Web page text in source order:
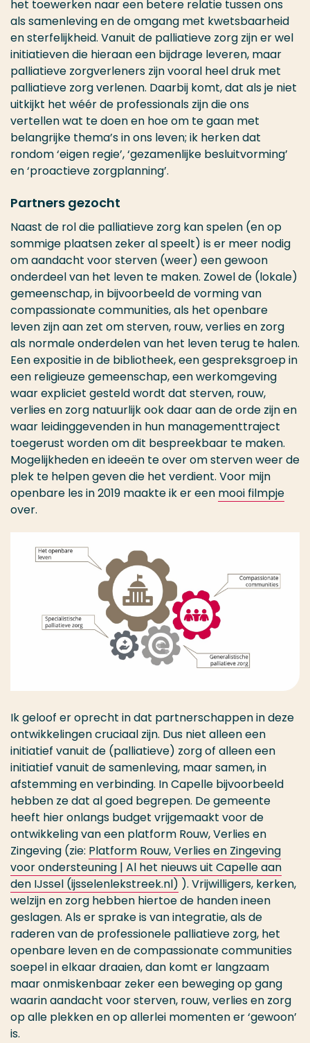
het toewerken naar een betere relatie tussen ons
als samenleving en de omgang met kwetsbaarheid
en sterfelijkheid. Vanuit de palliatieve zorg zijn er wel
initiatieven die hieraan een bijdrage leveren, maar
palliatieve zorgverleners zijn vooral heel druk met
palliatieve zorg verlenen. Daarbij komt, dat als je niet
uitkijkt het wéér de professionals zijn die ons
vertellen wat te doen en hoe om te gaan met
belangrijke thema’s in ons leven; ik herken dat
rondom ‘eigen regie’, ‘gezamenlijke besluitvorming’
en ‘proactieve zorgplanning’.
Partners gezocht
Naast de rol die palliatieve zorg kan spelen (en op
sommige plaatsen zeker al speelt) is er meer nodig
om aandacht voor sterven (weer) een gewoon
onderdeel van het leven te maken. Zowel de (lokale)
gemeenschap, in bijvoorbeeld de vorming van
compassionate communities, als het openbare
leven zijn aan zet om sterven, rouw, verlies en zorg
als normale onderdelen van het leven terug te halen.
Een expositie in de bibliotheek, een gespreksgroep in
een religieuze gemeenschap, een werkomgeving
waar expliciet gesteld wordt dat sterven, rouw,
verlies en zorg natuurlijk ook daar aan de orde zijn en
waar leidinggevenden in hun managementtraject
toegerust worden om dit bespreekbaar te maken.
Mogelijkheden en ideeën te over om sterven weer de
plek te helpen geven die het verdient. Voor mijn
openbare les in 2019 maakte ik er een mooi filmpje
over.
Ik geloof er oprecht in dat partnerschappen in deze
ontwikkelingen cruciaal zijn. Dus niet alleen een
initiatief vanuit de (palliatieve) zorg of alleen een
initiatief vanuit de samenleving, maar samen, in
afstemming en verbinding. In Capelle bijvoorbeeld
hebben ze dat al goed begrepen. De gemeente
heeft hier onlangs budget vrijgemaakt voor de
ontwikkeling van een platform Rouw, Verlies en
Zingeving (zie: Platform Rouw, Verlies en Zingeving
voor ondersteuning | Al het nieuws uit Capelle aan
den IJssel (ijsselenlekstreek.nl) ). Vrijwilligers, kerken,
welzijn en zorg hebben hiertoe de handen ineen
geslagen. Als er sprake is van integratie, als de
raderen van de professionele palliatieve zorg, het
openbare leven en de compassionate communities
soepel in elkaar draaien, dan komt er langzaam
maar onmiskenbaar zeker een beweging op gang
waarin aandacht voor sterven, rouw, verlies en zorg
op alle plekken en op allerlei momenten er ‘gewoon’
is.